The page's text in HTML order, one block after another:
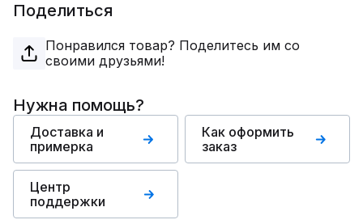
Поделиться
Понравился товар? Поделитесь им со
своими друзьями!
Нужна помощь?
Доставка и
примерка
Как оформить
заказ
Центр
поддержки